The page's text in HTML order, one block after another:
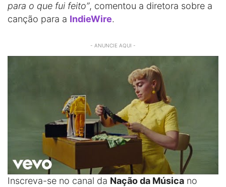
para o que fui feito”, comentou a diretora sobre a
canção para a IndieWire.
- ANUNCIE AQUI -
Inscreva-se no canal da Nação da Música no